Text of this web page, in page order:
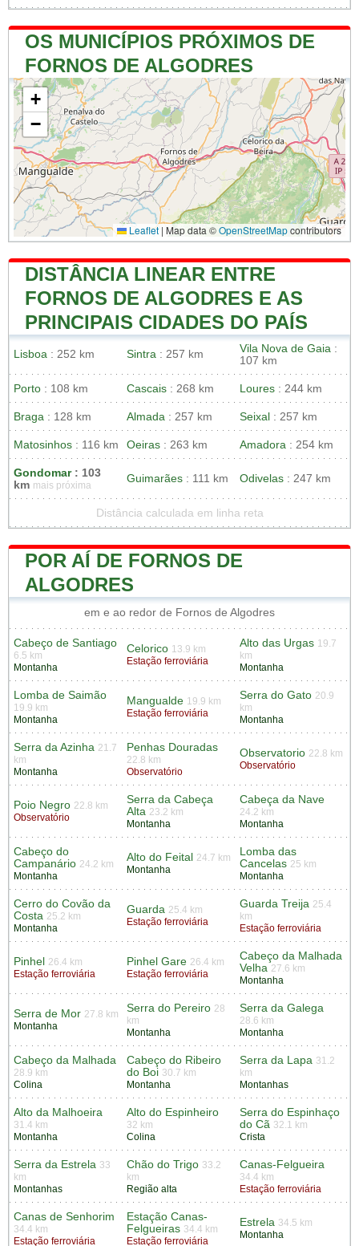
OS MUNICÍPIOS PRÓXIMOS DE
FORNOS DE ALGODRES
+
−
Leaflet | Map data ©OpenStreetMapcontributors
DISTÂNCIA LINEAR ENTRE
FORNOS DE ALGODRES E AS
PRINCIPAIS CIDADES DO PAÍS
Lisboa : 252 km Sintra : 257 km Vila Nova de Gaia :
107 km
Porto : 108 km Cascais : 268 km Loures : 244 km
Braga : 128 km Almada : 257 km Seixal : 257 km
Matosinhos : 116 km Oeiras : 263 km Amadora : 254 km
Gondomar: 103
km mais próxima
Guimarães : 111 km Odivelas : 247 km
Distância calculada em linha reta
POR AÍ DE FORNOS DE
ALGODRES
em e ao redor de Fornos de Algodres
Cabeço de Santiago
6.5 km
Montanha
Celorico 13.9 km
Estação ferroviária
Alto das Urgas 19.7
km
Montanha
Lomba de Saimão
19.9 km
Montanha
Mangualde 19.9 km
Estação ferroviária
Serra do Gato 20.9
km
Montanha
Serra da Azinha 21.7
km
Montanha
Penhas Douradas
22.8 km
Observatório
Observatorio 22.8 km
Observatório
Poio Negro 22.8 km
Observatório
Serra da Cabeça
Alta 23.2 km
Montanha
Cabeça da Nave
24.2 km
Montanha
Cabeço do
Campanário 24.2 km
Montanha
Alto do Feital 24.7 km
Montanha
Lomba das
Cancelas 25 km
Montanha
Cerro do Covão da
Costa 25.2 km
Montanha
Guarda 25.4 km
Estação ferroviária
Guarda Treija 25.4
km
Estação ferroviária
Pinhel 26.4 km
Estação ferroviária
Pinhel Gare 26.4 km
Estação ferroviária
Cabeço da Malhada
Velha 27.6 km
Montanha
Serra de Mor 27.8 km
Montanha
Serra do Pereiro 28
km
Montanha
Serra da Galega
28.6 km
Montanha
Cabeço da Malhada
28.9 km
Colina
Cabeço do Ribeiro
do Boi 30.7 km
Montanha
Serra da Lapa 31.2
km
Montanhas
Alto da Malhoeira
31.4 km
Montanha
Alto do Espinheiro
32 km
Colina
Serra do Espinhaço
do Cã 32.1 km
Crista
Serra da Estrela 33
km
Montanhas
Chão do Trigo 33.2
km
Região alta
Canas-Felgueira
34.4 km
Estação ferroviária
Canas de Senhorim
34.4 km
Estação ferroviária
Estação Canas-
Felgueiras 34.4 km
Estação ferroviária
Estrela 34.5 km
Montanha